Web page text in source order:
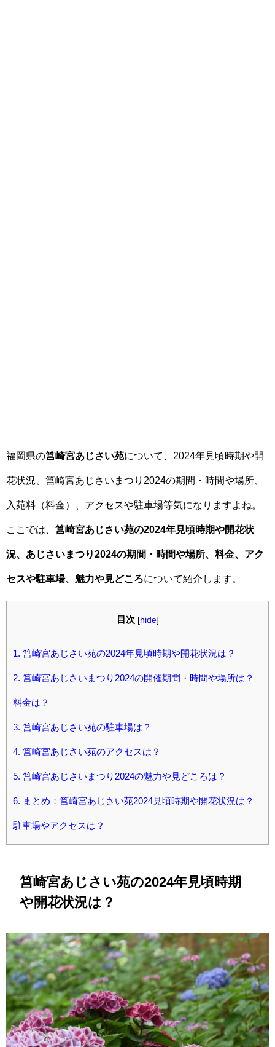
福岡県の筥崎宮あじさい苑について、2024年見頃時期や開
花状況、筥崎宮あじさいまつり2024の期間・時間や場所、
入苑料（料金）、アクセスや駐車場等気になりますよね。
ここでは、 筥崎宮あじさい苑の2024年見頃時期や開花状
況、あじさいまつり2024の期間・時間や場所、料金、アク
セスや駐車場、魅力や見どころについて紹介します。
目次 [hide]
1. 筥崎宮あじさい苑の2024年見頃時期や開花状況は？
2. 筥崎宮あじさいまつり2024の開催期間・時間や場所は？
料金は？
3. 筥崎宮あじさい苑の駐車場は？
4. 筥崎宮あじさい苑のアクセスは？
5. 筥崎宮あじさいまつり2024の魅力や見どころは？
6. まとめ：筥崎宮あじさい苑2024見頃時期や開花状況は？
駐車場やアクセスは？
筥崎宮あじさい苑の2024年見頃時期
や開花状況は？